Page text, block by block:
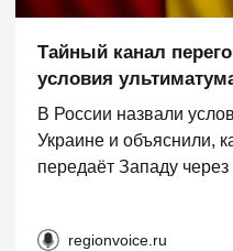
Тайный канал
условия
В России назвали
Украине и объяснили,
передаёт Западу через
regionvoice.ru